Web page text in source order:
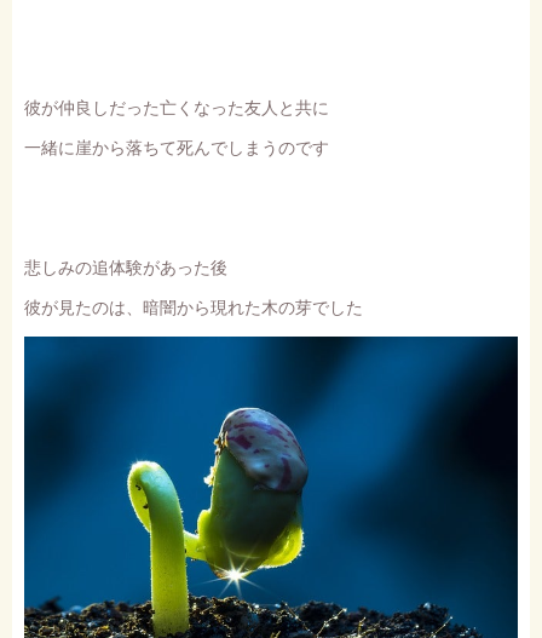
彼が仲良しだった亡くなった友人と共に
一緒に崖から落ちて死んでしまうのです
悲しみの追体験があった後
彼が見たのは、暗闇から現れた木の芽でした